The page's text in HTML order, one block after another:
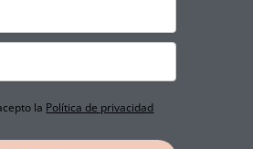
la Política de privacidad